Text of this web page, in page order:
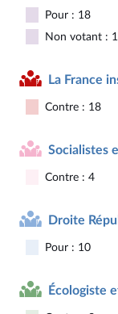
Pour : 18
Non votant : 1
La France
Contre : 18
Socialistes
Contre : 4
Droite
Pour : 10
Écologiste